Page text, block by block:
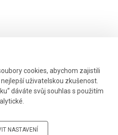
cookies, abychom zajistili
uživatelskou zkušenost.
dáváte svůj souhlas s použitím
NASTAVENÍ